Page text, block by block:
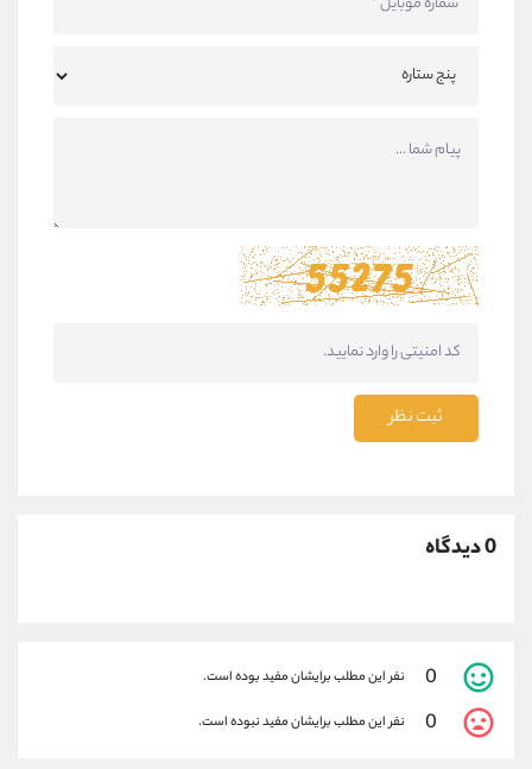
ثبت نظر
0 دیدگاه
0 نفر این مطلب برایشان مفید بوده است.
0 نفر این مطلب برایشان مفید نبوده است.